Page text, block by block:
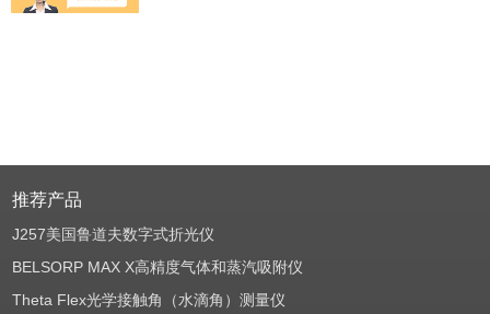
推荐产品
J257美国鲁道夫数字式折光仪
BELSORP MAX X高精度气体和蒸汽吸附仪
Theta Flex光学接触角（水滴角）测量仪